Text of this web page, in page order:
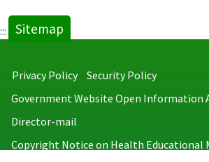
::: Sitemap
Privacy Policy
Security Policy
Government Website Open Information
Director-mail
Copyright Notice on Health Educational